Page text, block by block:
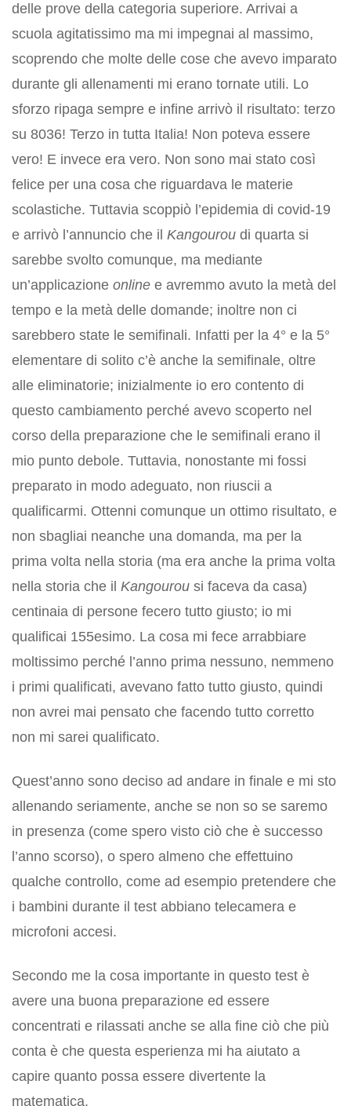
delle prove della categoria superiore. Arrivai a
scuola agitatissimo ma mi impegnai al massimo,
scoprendo che molte delle cose che avevo imparato
durante gli allenamenti mi erano tornate utili. Lo
sforzo ripaga sempre e infine arrivò il risultato: terzo
su 8036! Terzo in tutta Italia! Non poteva essere
vero! E invece era vero. Non sono mai stato così
felice per una cosa che riguardava le materie
scolastiche. Tuttavia scoppiò l’epidemia di covid-19
e arrivò l’annuncio che il Kangourou di quarta si
sarebbe svolto comunque, ma mediante
un’applicazione online e avremmo avuto la metà del
tempo e la metà delle domande; inoltre non ci
sarebbero state le semifinali. Infatti per la 4° e la 5°
elementare di solito c’è anche la semifinale, oltre
alle eliminatorie; inizialmente io ero contento di
questo cambiamento perché avevo scoperto nel
corso della preparazione che le semifinali erano il
mio punto debole. Tuttavia, nonostante mi fossi
preparato in modo adeguato, non riuscii a
qualificarmi. Ottenni comunque un ottimo risultato, e
non sbagliai neanche una domanda, ma per la
prima volta nella storia (ma era anche la prima volta
nella storia che il Kangourou si faceva da casa)
centinaia di persone fecero tutto giusto; io mi
qualificai 155esimo. La cosa mi fece arrabbiare
moltissimo perché l’anno prima nessuno, nemmeno
i primi qualificati, avevano fatto tutto giusto, quindi
non avrei mai pensato che facendo tutto corretto
non mi sarei qualificato.
Quest’anno sono deciso ad andare in finale e mi sto
allenando seriamente, anche se non so se saremo
in presenza (come spero visto ciò che è successo
l’anno scorso), o spero almeno che effettuino
qualche controllo, come ad esempio pretendere che
i bambini durante il test abbiano telecamera e
microfoni accesi.
Secondo me la cosa importante in questo test è
avere una buona preparazione ed essere
concentrati e rilassati anche se alla fine ciò che più
conta è che questa esperienza mi ha aiutato a
capire quanto possa essere divertente la
matematica.